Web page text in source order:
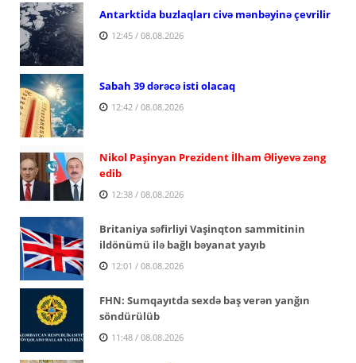
Antarktida buzlaqları civə mənbəyinə çevrilir
12:45 / 08.08.2026
Sabah 39 dərəcə isti olacaq
12:42 / 08.08.2026
Nikol Paşinyan Prezident İlham Əliyevə zəng
edib
12:38 / 08.08.2026
Britaniya səfirliyi Vaşinqton sammitinin
ildönümü ilə bağlı bəyanat yayıb
12:01 / 08.08.2026
FHN: Sumqayıtda sexdə baş verən yanğın
söndürülüb
11:48 / 08.08.2026